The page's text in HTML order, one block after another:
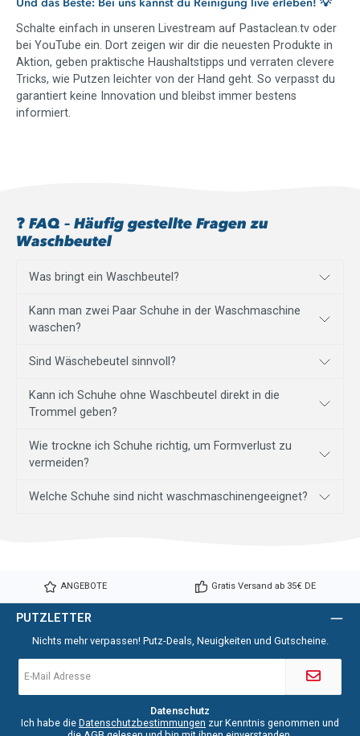
Und das Beste: Bei uns kannst du Reinigung live erleben! 💡
Schalte einfach in unseren Livestream auf Pastaclean.tv oder
bei YouTube ein. Dort zeigen wir dir die neuesten Produkte in
Aktion, geben praktische Haushaltstipps und verraten clevere
Tricks, wie Putzen leichter von der Hand geht. So verpasst du
garantiert keine Innovation und bleibst immer bestens
informiert.
❓ FAQ – Häufig gestellte Fragen zu
Waschbeutel
Was bringt ein Waschbeutel?
Kann man zwei Paar Schuhe in der Waschmaschine
waschen?
Sind Wäschebeutel sinnvoll?
Kann ich Schuhe ohne Waschbeutel direkt in die
Trommel geben?
Wie trockne ich Schuhe richtig, um Formverlust zu
vermeiden?
Welche Schuhe sind nicht waschmaschinengeeignet?
ANGEBOTE Gratis Versand ab 35€ DE
PUTZLETTER
Nichts mehr verpassen! Putz-Deals, Neuigkeiten und Gutscheine.
Mail-
*
Datenschutz
Ich habe die Datenschutzbestimmungen zur Kenntnis genommen und